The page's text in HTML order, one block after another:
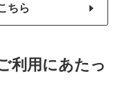
ちら
利用にあたっ